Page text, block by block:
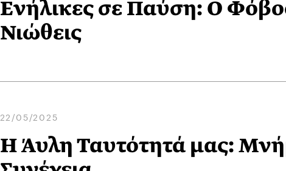
Ενήλικες σε Παύση: Ο
Νιώθεις
22/05/2025
Η Άυλη Ταυτότητά μας: